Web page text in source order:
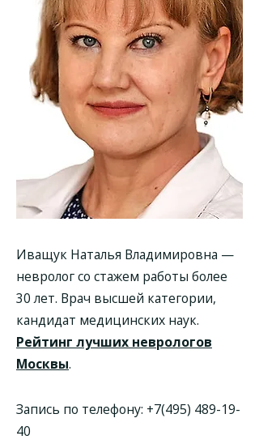
Иващук Наталья Владимировна —
невролог со стажем работы более
30 лет. Врач высшей категории,
кандидат медицинских наук.
Рейтинг лучших неврологов
Москвы.
Запись по телефону: +7(495) 489-19-
40